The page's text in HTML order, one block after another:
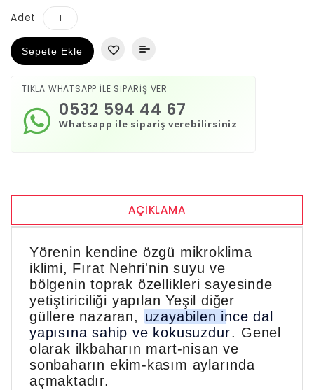
Adet
Sepete Ekle
TIKLA WHATSAPP İLE SİPARİŞ VER
Whatsapp ile sipariş verebilirsiniz
0532 594 44 67
AÇIKLAMA
Yörenin kendine özgü mikroklima
iklimi, Fırat Nehri'nin suyu ve
bölgenin toprak özellikleri sayesinde
yetiştiriciliği yapılan Yeşil diğer
güllere nazaran, uzayabilen ince dal
yapısına sahip ve kokusuzdur. Genel
olarak ilkbaharın mart-nisan ve
sonbaharın ekim-kasım aylarında
açmaktadır.